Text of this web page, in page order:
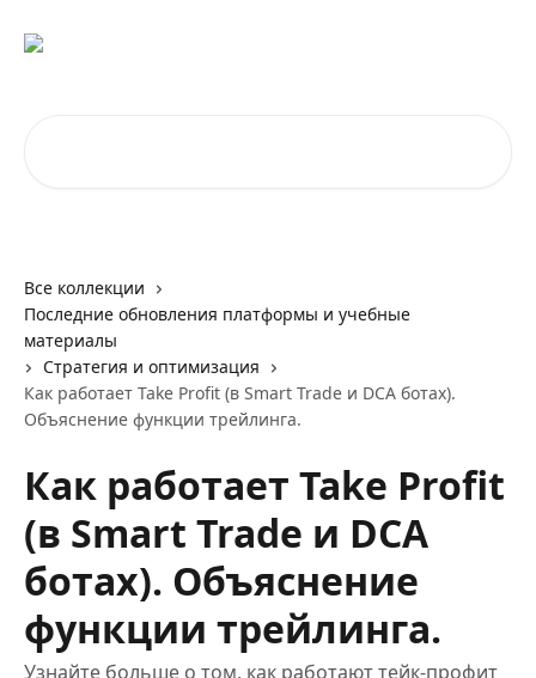
Все коллекции
Последние обновления платформы и учебные
материалы
Стратегия и оптимизация
Как работает Take Profit (в Smart Trade и DCA ботах).
Объяснение функции трейлинга.
Как работает Take Profit
(в Smart Trade и DCA
ботах). Объяснение
функции трейлинга.
Узнайте больше о том, как работают тейк-профит